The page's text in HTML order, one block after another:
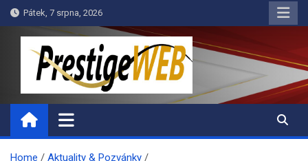
Skip
to
Pátek, 7 srpna, 2026
PrestigeWEB
Home
Aktuality & Pozvánky